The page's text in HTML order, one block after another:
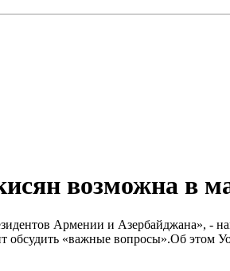
возможна в
Армении и Азербайджана», -
«важные вопросы».Об этом